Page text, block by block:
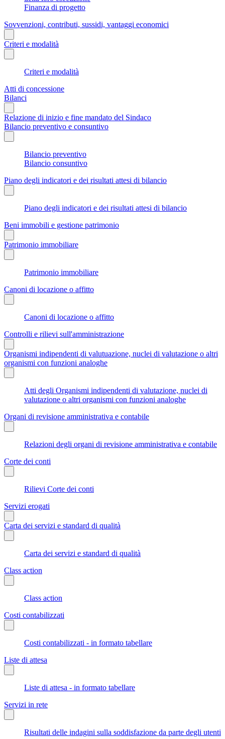
Finanza di progetto
Sovvenzioni, contributi, sussidi, vantaggi economici
Criteri e modalità
Criteri e modalità
Atti di concessione
Bilanci
Relazione di inizio e fine mandato del Sindaco
Bilancio preventivo e consuntivo
Bilancio preventivo
Bilancio consuntivo
Piano degli indicatori e dei risultati attesi di bilancio
Piano degli indicatori e dei risultati attesi di bilancio
Beni immobili e gestione patrimonio
Patrimonio immobiliare
Patrimonio immobiliare
Canoni di locazione o affitto
Canoni di locazione o affitto
Controlli e rilievi sull'amministrazione
Organismi indipendenti di valutuazione, nuclei di valutazione o altri
organismi con funzioni analoghe
Atti degli Organismi indipendenti di valutazione, nuclei di
valutazione o altri organismi con funzioni analoghe
Organi di revisione amministrativa e contabile
Relazioni degli organi di revisione amministrativa e contabile
Corte dei conti
Rilievi Corte dei conti
Servizi erogati
Carta dei servizi e standard di qualità
Carta dei servizi e standard di qualità
Class action
Class action
Costi contabilizzati
Costi contabilizzati - in formato tabellare
Liste di attesa
Liste di attesa - in formato tabellare
Servizi in rete
Risultati delle indagini sulla soddisfazione da parte degli utenti